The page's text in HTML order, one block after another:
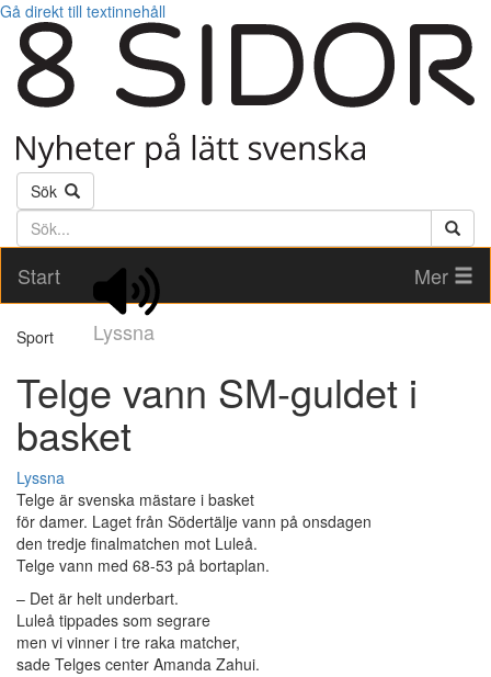
Gå direkt till textinnehåll
Sök
Söktext
Start
Lyssna
Mer
Sport
Telge vann SM-guldet i
basket
Lyssna
Telge är svenska mästare i basket
för damer. Laget från Södertälje vann på onsdagen
den tredje finalmatchen mot Luleå.
Telge vann med 68-53 på bortaplan.
– Det är helt underbart.
Luleå tippades som segrare
men vi vinner i tre raka matcher,
sade Telges center Amanda Zahui.